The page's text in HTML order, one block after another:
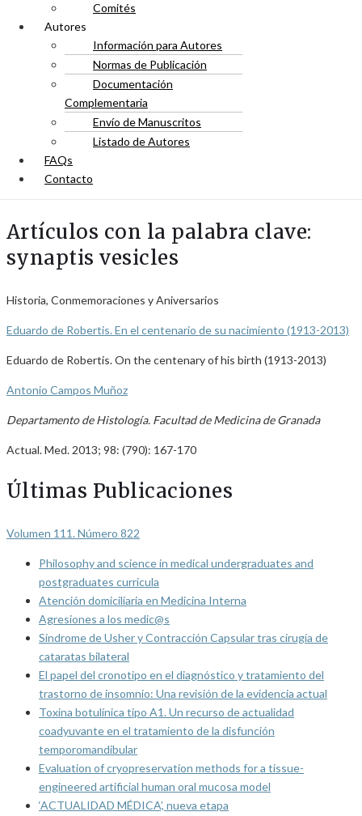
Comités
Autores
Información para Autores
Normas de Publicación
Documentación
Complementaria
Envío de Manuscritos
Listado de Autores
FAQs
Contacto
Artículos con la palabra clave:
synaptis vesicles
Historia, Conmemoraciones y Aniversarios
Eduardo de Robertis. En el centenario de su nacimiento (1913-2013)
Eduardo de Robertis. On the centenary of his birth (1913-2013)
Antonio Campos Muñoz
Departamento de Histología. Facultad de Medicina de Granada
Actual. Med. 2013; 98: (790): 167-170
Últimas Publicaciones
Volumen 111. Número 822
Philosophy and science in medical undergraduates and
postgraduates curricula
Atención domiciliaria en Medicina Interna
Agresiones a los medic@s
Síndrome de Usher y Contracción Capsular tras cirugía de
cataratas bilateral
El papel del cronotipo en el diagnóstico y tratamiento del
trastorno de insomnio: Una revisión de la evidencia actual
Toxina botulínica tipo A1. Un recurso de actualidad
coadyuvante en el tratamiento de la disfunción
temporomandibular
Evaluation of cryopreservation methods for a tissue-
engineered artificial human oral mucosa model
‘ACTUALIDAD MÉDICA’, nueva etapa